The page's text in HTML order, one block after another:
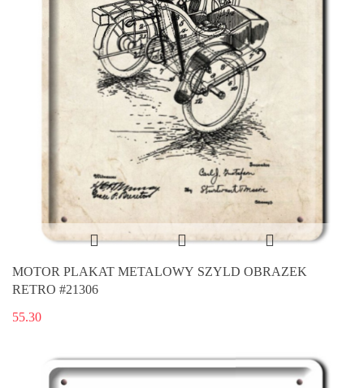
MOTOR PLAKAT METALOWY SZYLD OBRAZEK
RETRO #21306
55.30